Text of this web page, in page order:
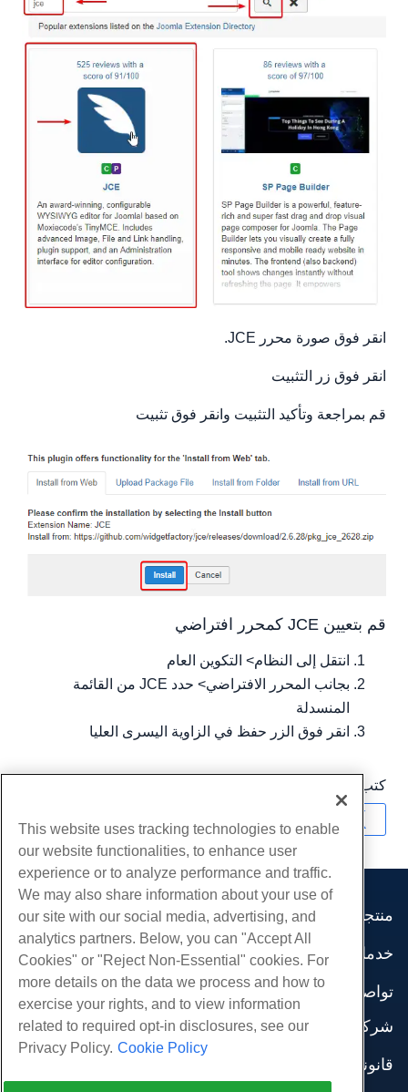
انقر فوق صورة محرر JCE.
انقر فوق زر التثبيت
قم بمراجعة وتأكيد التثبيت وانقر فوق تثبيت
قم بتعيين JCE كمحرر افتراضي
انتقل إلى النظام> التكوين العام
بجانب المحرر الافتراضي> حدد JCE من القائمة
المنسدلة
انقر فوق الزر حفظ في الزاوية اليسرى العليا
كتب بواسطة
منتجات
استضافة الموقع
استضافة الأعمال
موزع استضافة
موزع العلامة البيضاء
إدارة لينكس VPS
لينكس غير المدارة VPS
خدمات
هجرات الموقع
تواصل اجتماعي
وثائق المنتج
مدونة
شركة
اتصل بنا
قانوني
This website uses tracking technologies to enable
our website functionalities, to enhance user
experience or to analyze performance and traffic.
We may also share information about your use of
our site with our social media, advertising, and
analytics partners. Below, you can "Accept All
Cookies" or "Reject Non-Essential" cookies. For
more details on the data we process and how to
exercise your rights, and to view information
related to required opt-in disclosures, see our
Privacy Policy. Cookie Policy